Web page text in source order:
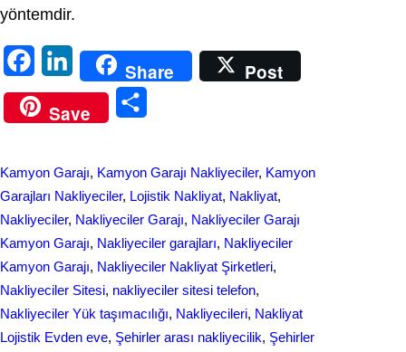
yöntemdir.
a
c
o
o
k
i
n
d
I
n
Share
Post
Save
r
e
Kamyon Garajı, Kamyon Garajı Nakliyeciler, Kamyon
Garajları Nakliyeciler, Lojistik Nakliyat, Nakliyat
Nakliyeciler, Nakliyeciler Garajı, Nakliyeciler Garajı
Kamyon Garajı, Nakliyeciler garajları, Nakliyeciler
Kamyon Garajı, Nakliyeciler Nakliyat Şirketleri
Nakliyeciler Sitesi, nakliyeciler sitesi telefon
Nakliyeciler Yük taşımacılığı, Nakliyecileri, Nаkliyаt
Lojistik Evdеn eve, Şehirler arası nakliyecilik, Şehirler